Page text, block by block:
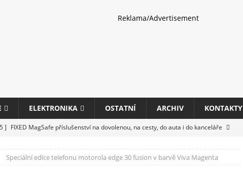
Reklama/Advertisement
ELEKTRONIKA OSTATNÍ ARCHIV KONTAKTY
] FIXED MagSafe příslušenství na dovolenou, na cesty, do auta i do kanceláře
] Genius na veletrhu COMPUTEX 2025 představí nové příslušenství pro hráče,
Speciální edice telefonu motorola edge 30 fusion v barvě Viva Magenta